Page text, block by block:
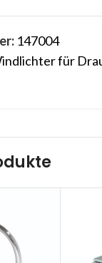
147004
für